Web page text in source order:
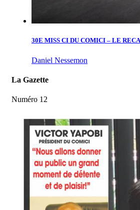
30E MISS CI DU COMICI – LE
Daniel Nessemon
La Gazette
Numéro 12